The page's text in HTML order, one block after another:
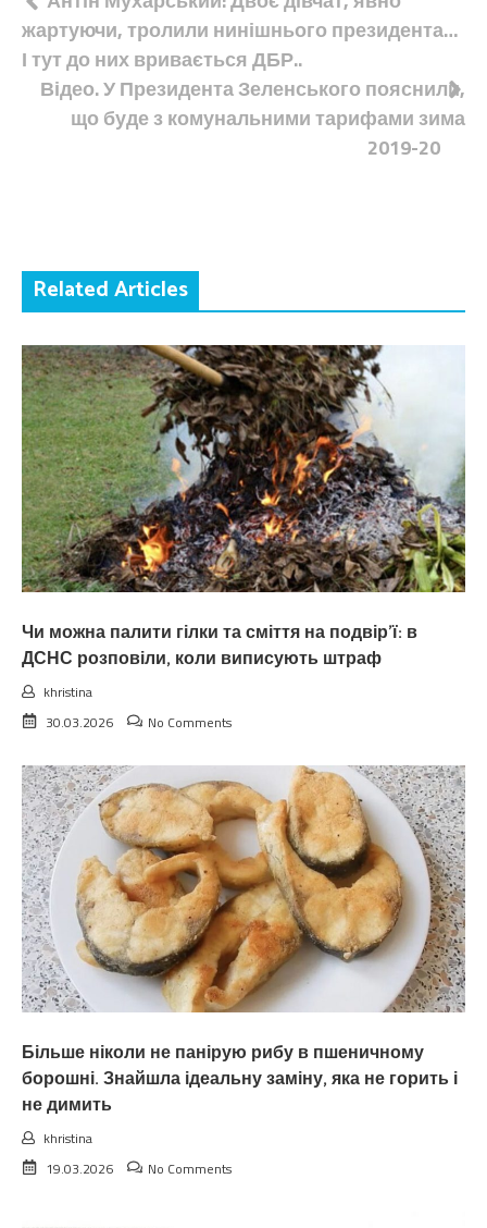
записів
жартуючи, тролили нинішнього президента…
І тут до них вривається ДБР..
Відео. У Президента Зеленського пояснили,
що буде з комунальними тарифами зима
2019-20
Related Articles
Чи можна палити гілки та сміття на подвір’ї: в
ДСНС розповіли, коли виписують штраф
khristina
30.03.2026
No Comments
Більше ніколи не панірую рибу в пшеничному
борошні. Знайшла ідеальну заміну, яка не горить і
не димить
khristina
19.03.2026
No Comments